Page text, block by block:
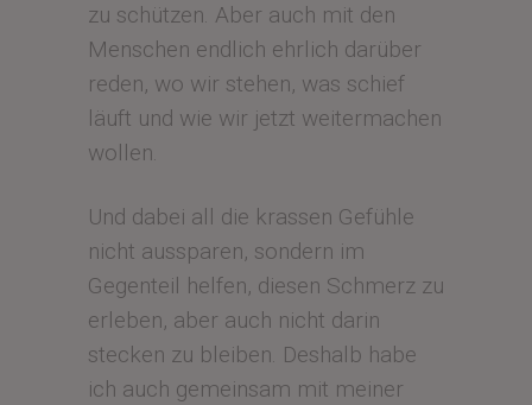
zu schützen. Aber auch mit den
Menschen endlich ehrlich darüber
reden, wo wir stehen, was schief
läuft und wie wir jetzt weitermachen
wollen.
Und dabei all die krassen Gefühle
nicht aussparen, sondern im
Gegenteil helfen, diesen Schmerz zu
erleben, aber auch nicht darin
stecken zu bleiben. Deshalb habe
ich auch gemeinsam mit meiner